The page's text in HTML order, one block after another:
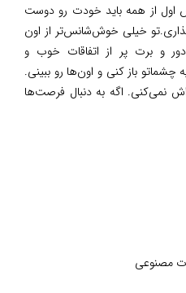
اول از همه باید خودت رو دوست
خیلی خوش‌شانس‌تر از اون
و برت پر از اتفاقات خوب و
باز کنی و اون‌ها رو ببینی.
نمی‌کنی. اگه به دنبال فرصت‌ها
مصنوعی